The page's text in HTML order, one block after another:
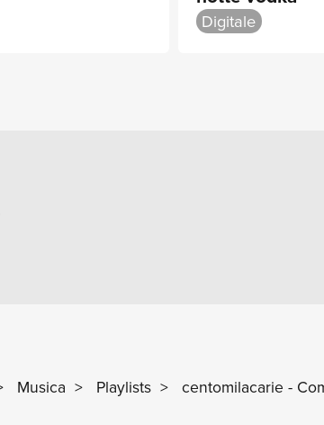
Digitale
Musica > Playlists > centomilacarie -